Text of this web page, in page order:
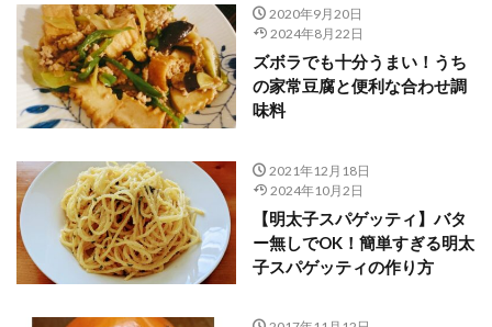
2020年9月20日
2024年8月22日
ズボラでも十分うまい！うち
の家常豆腐と便利な合わせ調
味料
2021年12月18日
2024年10月2日
【明太子スパゲッティ】バタ
ー無しでOK！簡単すぎる明太
子スパゲッティの作り方